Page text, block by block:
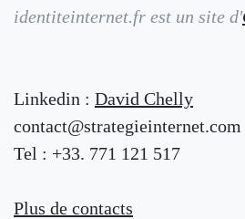
identiteinternet.fr est un site d'
Linkedin : David Chelly
contact@strategieinternet.com
Tel : +33. 771 121 517
Plus de contacts